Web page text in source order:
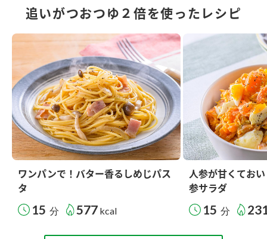
追いがつおつゆ２倍を使ったレシピ
ワンパンで！バター香るしめじパス
タ
15 分 577 kcal
人参が甘くてお
参サラダ
15 分